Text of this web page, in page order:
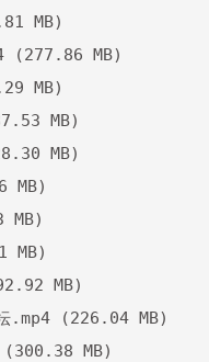
MB)
(277.86 MB)
MB)
MB)
MB)
MB)
MB)
MB)
MB)
.mp4 (226.04 MB)
(300.38 MB)